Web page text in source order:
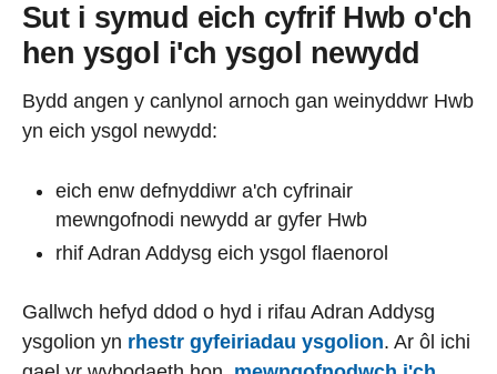
Sut i symud eich cyfrif Hwb o'ch
hen ysgol i'ch ysgol newydd
Bydd angen y canlynol arnoch gan weinyddwr Hwb
yn eich ysgol newydd:
eich enw defnyddiwr a'ch cyfrinair
mewngofnodi newydd ar gyfer Hwb
rhif Adran Addysg eich ysgol flaenorol
Gallwch hefyd ddod o hyd i rifau Adran Addysg
ysgolion yn rhestr gyfeiriadau ysgolion. Ar ôl ichi